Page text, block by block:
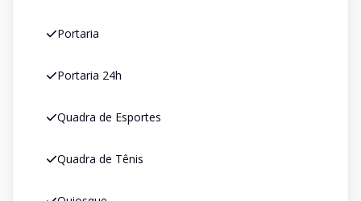
Portaria
Portaria 24h
Quadra de Esportes
Quadra de Tênis